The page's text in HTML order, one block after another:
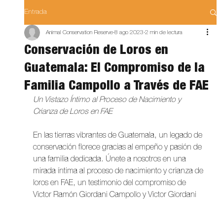
Entrada
Conservación de Loros en
Guatemala: El Compromiso de la
Familia Campollo a Través de FAE
Animal Conservation Reserve 8 ago 2023 2 min de lectura
Un Vistazo Íntimo al Proceso de Nacimiento y
Crianza de Loros en FAE
En las tierras vibrantes de Guatemala, un legado de
conservación florece gracias al empeño y pasión de
una familia dedicada. Únete a nosotros en una
mirada íntima al proceso de nacimiento y crianza de
loros en FAE, un testimonio del compromiso de
Victor Ramón Giordani Campollo y Victor Giordani